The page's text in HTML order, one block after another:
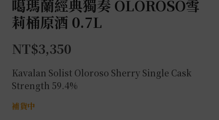
噶瑪蘭經典獨奏 OLOROSO雪
莉桶原酒 0.7L
NT$3,350
Kavalan Solist Oloroso Sherry Single Cask
Strength 59.4%
補貨中